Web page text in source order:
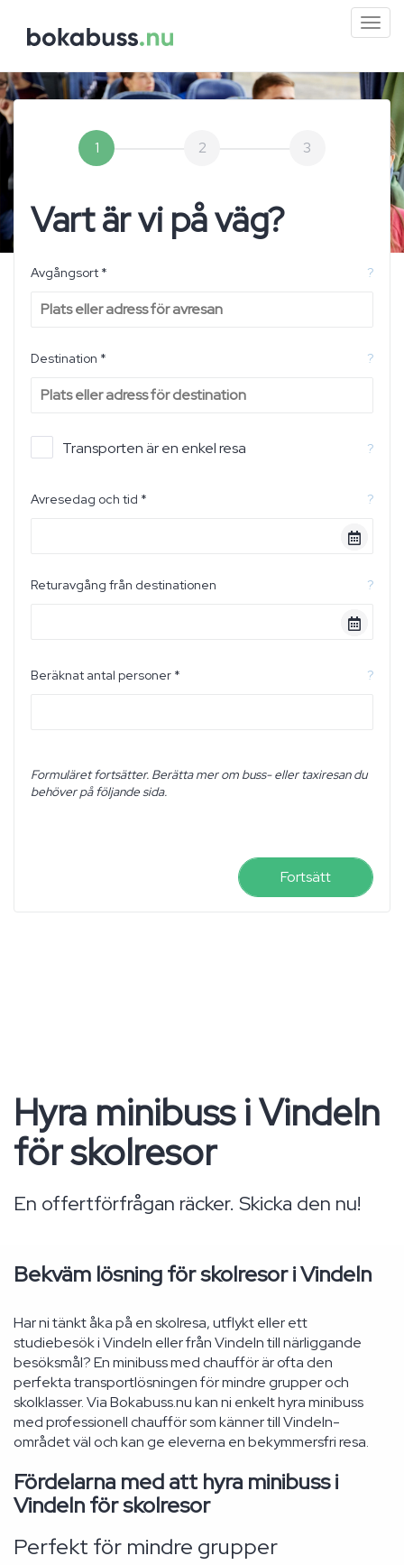
1 2 3
Vart är vi på väg?
Avgångsort * ?
Destination * ?
Transporten är en enkel resa ?
Avresedag och tid * ?
Returavgång från destinationen ?
Beräknat antal personer * ?
Formuläret fortsätter. Berätta mer om buss- eller taxiresan du
behöver på följande sida.
Fortsätt
Hyra minibuss i Vindeln
för skolresor
En offertförfrågan räcker. Skicka den nu!
Bekväm lösning för skolresor i Vindeln
Har ni tänkt åka på en skolresa, utflykt eller ett
studiebesök i Vindeln eller från Vindeln till närliggande
besöksmål? En minibuss med chaufför är ofta den
perfekta transportlösningen för mindre grupper och
skolklasser. Via Bokabuss.nu kan ni enkelt hyra minibuss
med professionell chaufför som känner till Vindeln-
området väl och kan ge eleverna en bekymmersfri resa.
Fördelarna med att hyra minibuss i
Vindeln för skolresor
Perfekt för mindre grupper